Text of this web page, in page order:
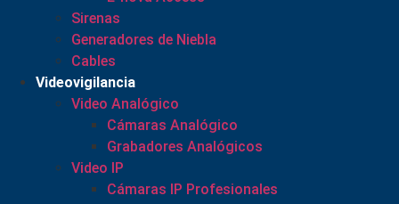
Sirenas
Generadores de Niebla
Cables
Videovigilancia
Video Analógico
Cámaras Analógico
Grabadores Analógicos
Video IP
Cámaras IP Profesionales